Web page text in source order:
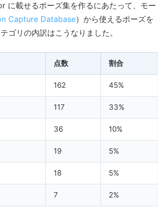
に載せるポーズ集を作るにあたって、モー
Capture Database）から使えるポーズを
ゴリの内訳はこうなりました。
点数 割合
162 45%
117 33%
36 10%
19 5%
18 5%
7 2%